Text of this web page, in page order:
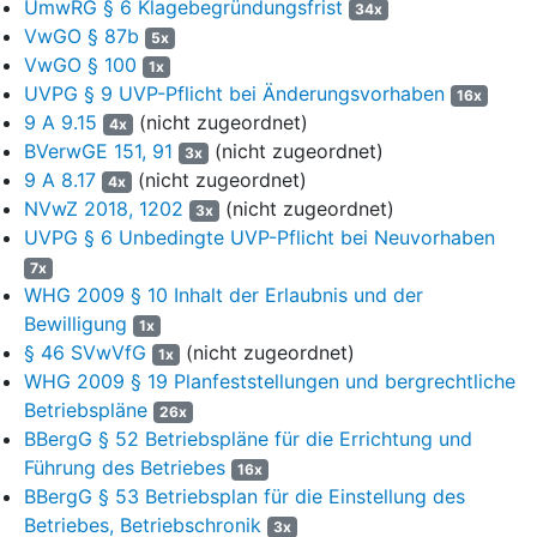
der Grubenwasserhaltung … für das Saarland“,
2014, mit entsprechenden Erläuterungen und Ergänzungen vom
Juli 2014 Dieses sieht vor, das Grubenwasser durch
vorübergehende Einstellung der Wasserhaltung an den
Standorten Reden und Duhamel kontrolliert auf ein Niveau von
-320 m NHN ansteigen zu lassen. Infolge des Anstiegs werden
dann auch die ehemaligen Baufelder Primsmulde und Dilsburg
mit Wasser aufgefüllt. Durch einen vorherigen Umbau auf
Brunnenwasserhaltungen an den Standorten Reden und
Duhamel könne der Anstieg des Grubenwasserspiegels
erforderlichenfalls auch vor Erreichen des Zielniveaus gestoppt
werden. Oberhalb eines Niveaus der Verbindung von -383 m
NHN ist eine zentrale Ableitung des gesamten anfallenden
Grubenwassers in die Saar am Standort Duhamel durch
Umleitung des Wassers aus der Wasserprovinz Reden über die
bergbaulich geschaffene Verbindungsstrecke möglich. Der
Anstieg des Grubenwassers soll nach dem Konzept etwa 3
Jahre in Anspruch nehmen. Mit Erreichen des beantragten
Zielniveaus des Grubenwassers von -320 m NHN soll das
Grubenwasser am Standort Duhamel gehoben und in die Saar
UmwRG § 6 Klagebegründungsfrist 34x
VwGO § 87b 5x
VwGO § 100 1x
UVPG § 9 UVP-Pflicht bei Änderungsvorhaben 16x
9 A 9.15 4x (nicht zugeordnet)
BVerwGE 151, 91
3x (nicht zugeordnet)
9 A 8.17
4x (nicht zugeordnet)
NVwZ 2018, 1202
3x (nicht zugeordnet)
UVPG § 6 Unbedingte UVP-Pflicht bei Neuvorhaben
7x
WHG 2009 § 10 Inhalt der Erlaubnis und der
Bewilligung
1x
§ 46 SVwVfG 1x (nicht zugeordnet)
WHG 2009 § 19 Planfeststellungen und bergrechtliche
Betriebspläne
26x
BBergG § 52 Betriebspläne für die Errichtung und
Führung des Betriebes
16x
BBergG § 53 Betriebsplan für die Einstellung des
Betriebes, Betriebschronik
3x